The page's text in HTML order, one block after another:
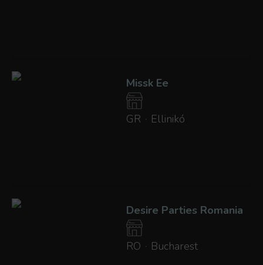
Missk Ee
GR · Ellinikó
Desire Parties Romania
RO · Bucharest